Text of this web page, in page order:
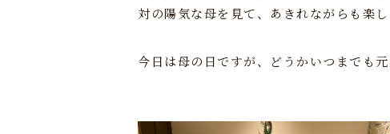
対の陽気な母を見て、あきれながらも楽
今日は母の日ですが、どうかいつまでも